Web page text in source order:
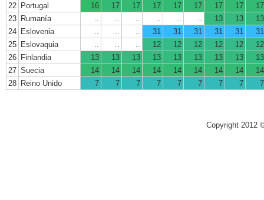
22 Portugal 16 17 17 17 17 17 17 17
17
23 Rumanía 13 13
13
24 Eslovenia 31 31 31 31 31
31
25 Eslovaquia 12 12 12 12 12
12
26 Finlandia 13 13 13 13 13 13 13 13
13
27 Suecia 14 14 14 14 14 14 14 14
14
28 Reino Unido 7 7 7 7 7 7 7 7 7
Copyright 2012